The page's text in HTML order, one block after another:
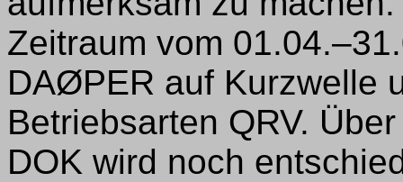
Zeitraum vom
DAØPER auf Kurzwelle
Betriebsarten QRV.
DOK wird noch